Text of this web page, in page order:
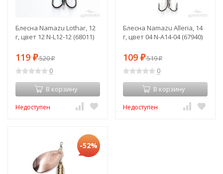
Блесна Namazu Lothar, 12
г, цвет 12 N-L12-12 (68011)
119 ₽520₽
0
В корзину
Недоступен
Блесна Namazu Alleria, 14
г, цвет 04 N-A14-04 (67940)
109 ₽519₽
0
В корзину
Недоступен
-52%